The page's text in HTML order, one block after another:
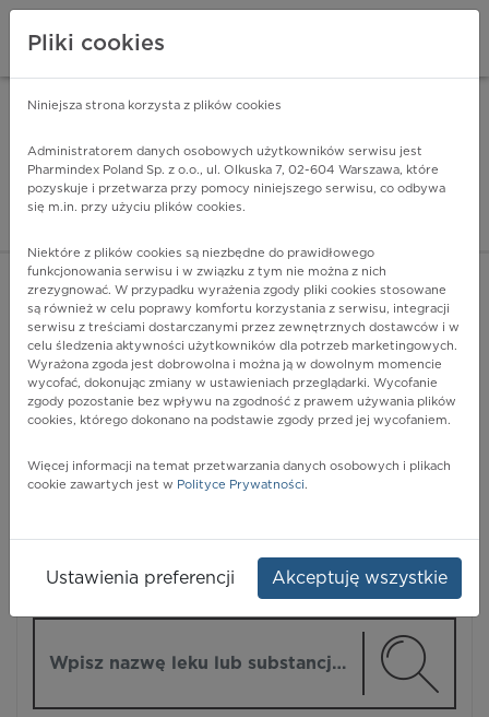
Pharmindex - lider
ZALOGUJ SIĘ
POKAŻ FILTRY
Pharmindex
Pliki cookies
Niniejsza strona korzysta z plików cookies
Administratorem danych osobowych użytkowników serwisu jest
Pharmindex Poland Sp. z o.o., ul. Olkuska 7, 02-604 Warszawa, które
pozyskuje i przetwarza przy pomocy niniejszego serwisu, co odbywa
się m.in. przy użyciu plików cookies.
Niektóre z plików cookies są niezbędne do prawidłowego
funkcjonowania serwisu i w związku z tym nie można z nich
zrezygnować. W przypadku wyrażenia zgody pliki cookies stosowane
są również w celu poprawy komfortu korzystania z serwisu, integracji
serwisu z treściami dostarczanymi przez zewnętrznych dostawców i w
celu śledzenia aktywności użytkowników dla potrzeb marketingowych.
Wyrażona zgoda jest dobrowolna i można ją w dowolnym momencie
wycofać, dokonując zmiany w ustawieniach przeglądarki. Wycofanie
zgody pozostanie bez wpływu na zgodność z prawem używania plików
cookies, którego dokonano na podstawie zgody przed jej wycofaniem.
Więcej informacji na temat przetwarzania danych osobowych i plikach
cookie zawartych jest w Polityce Prywatności.
Ustawienia preferencji Akceptuję wszystkie
ZA DARMO - w Google Play INSTALUJ